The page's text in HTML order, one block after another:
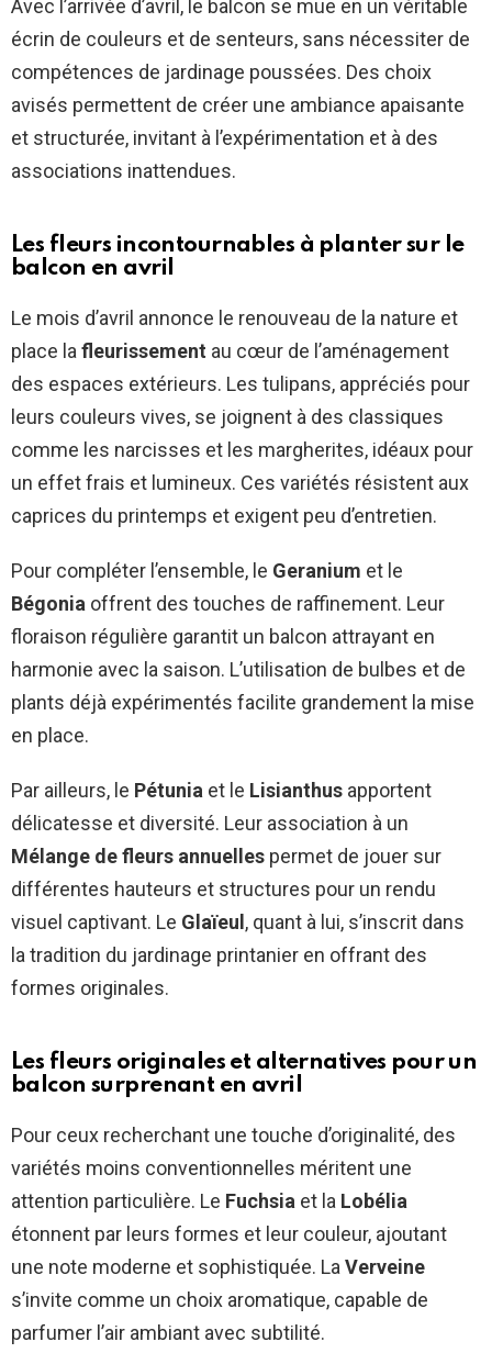
Avec l’arrivée d’avril, le balcon se mue en un véritable
écrin de couleurs et de senteurs, sans nécessiter de
compétences de jardinage poussées. Des choix
avisés permettent de créer une ambiance apaisante
et structurée, invitant à l’expérimentation et à des
associations inattendues.
Les fleurs incontournables à planter sur le
balcon en avril
Le mois d’avril annonce le renouveau de la nature et
place la fleurissement au cœur de l’aménagement
des espaces extérieurs. Les tulipans, appréciés pour
leurs couleurs vives, se joignent à des classiques
comme les narcisses et les margherites, idéaux pour
un effet frais et lumineux. Ces variétés résistent aux
caprices du printemps et exigent peu d’entretien.
Pour compléter l’ensemble, le Geranium et le
Bégonia offrent des touches de raffinement. Leur
floraison régulière garantit un balcon attrayant en
harmonie avec la saison. L’utilisation de bulbes et de
plants déjà expérimentés facilite grandement la mise
en place.
Par ailleurs, le Pétunia et le Lisianthus apportent
délicatesse et diversité. Leur association à un
Mélange de fleurs annuelles permet de jouer sur
différentes hauteurs et structures pour un rendu
visuel captivant. Le Glaïeul, quant à lui, s’inscrit dans
la tradition du jardinage printanier en offrant des
formes originales.
Les fleurs originales et alternatives pour un
balcon surprenant en avril
Pour ceux recherchant une touche d’originalité, des
variétés moins conventionnelles méritent une
attention particulière. Le Fuchsia et la Lobélia
étonnent par leurs formes et leur couleur, ajoutant
une note moderne et sophistiquée. La Verveine
s’invite comme un choix aromatique, capable de
parfumer l’air ambiant avec subtilité.